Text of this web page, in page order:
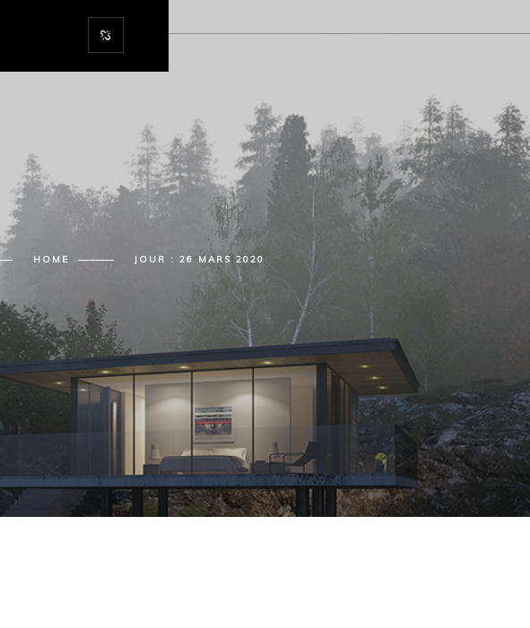
HOME JOUR : 26 MARS 2020